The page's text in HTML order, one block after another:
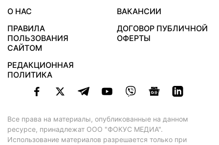
О НАС
ВАКАНСИИ
ПРАВИЛА
ПОЛЬЗОВАНИЯ
САЙТОМ
ДОГОВОР ПУБЛИЧНОЙ
ОФЕРТЫ
РЕДАКЦИОННАЯ
ПОЛИТИКА
Все права на материалы, опубликованные на данном
ресурсе, принадлежат ООО "ФОКУС МЕДИА".
Использование материалов разрешается только при